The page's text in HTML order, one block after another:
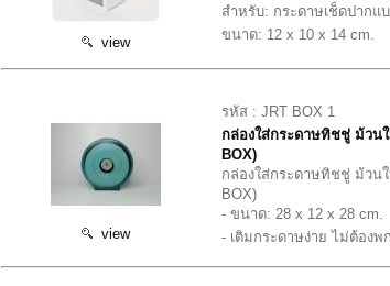
view
สำหรับ: กระดาษเช็ดปากแ
ขนาด: 12 x 10 x 14 cm.
view
รหัส : JRT BOX 1
กล่องใส่กระดาษทิชชู่ ม้วน
BOX)
กล่องใส่กระดาษทิชชู่ ม้วน
BOX)
- ขนาด: 28 x 12 x 28 cm.
- เติมกระดาษง่าย ไม่ต้อง